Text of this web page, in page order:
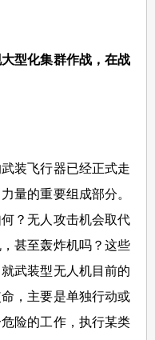
型化集群作战，在战
装飞行器已经正式走
量的重要组成部分。
？无人攻击机会取代
甚至轰炸机吗？这些
武装型无人机目前的
，主要是单独行动或
险的工作，执行某类